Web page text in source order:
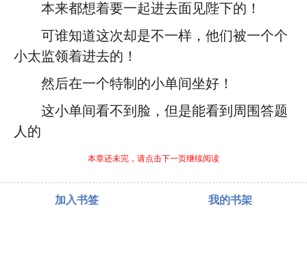
本来都想着要一起进去面见陛下的！
可谁知道这次却是不一样，他们被一个个
小太监领着进去的！
然后在一个特制的小单间坐好！
这小单间看不到脸，但是能看到周围答题
人的
本章还未完，请点击下一页继续阅读
加入书签 我的书架